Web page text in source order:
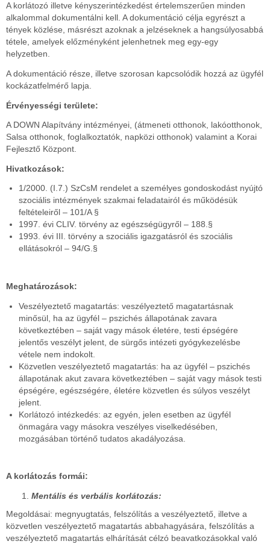
A korlátozó illetve kényszerintézkedést értelemszerűen minden
alkalommal dokumentálni kell. A dokumentáció célja egyrészt a
tények közlése, másrészt azoknak a jelzéseknek a hangsúlyosabbá
tétele, amelyek előzményként jelenhetnek meg egy-egy
helyzetben.
A dokumentáció része, illetve szorosan kapcsolódik hozzá az ügyfél
kockázatfelmérő lapja.
Érvényességi területe:
A DOWN Alapítvány intézményei, (átmeneti otthonok, lakóotthonok,
Salsa otthonok, foglalkoztatók, napközi otthonok) valamint a Korai
Fejlesztő Központ.
Hivatkozások:
1/2000. (I.7.) SzCsM rendelet a személyes gondoskodást nyújtó
szociális intézmények szakmai feladatairól és működésük
feltételeiről – 101/A §
1997. évi CLIV. törvény az egészségügyről – 188.§
1993. évi III. törvény a szociális igazgatásról és szociális
ellátásokról – 94/G.§
Meghatározások:
Veszélyeztető magatartás: veszélyeztető magatartásnak
minősül, ha az ügyfél – pszichés állapotának zavara
következtében – saját vagy mások életére, testi épségére
jelentős veszélyt jelent, de sürgős intézeti gyógykezelésbe
vétele nem indokolt.
Közvetlen veszélyeztető magatartás: ha az ügyfél – pszichés
állapotának akut zavara következtében – saját vagy mások testi
épségére, egészségére, életére közvetlen és súlyos veszélyt
jelent.
Korlátozó intézkedés: az egyén, jelen esetben az ügyfél
önmagára vagy másokra veszélyes viselkedésében,
mozgásában történő tudatos akadályozása.
A korlátozás formái:
Mentális és verbális korlátozás:
Megoldásai: megnyugtatás, felszólítás a veszélyeztető, illetve a
közvetlen veszélyeztető magatartás abbahagyására, felszólítás a
veszélyeztető magatartás elhárítását célzó beavatkozásokkal való